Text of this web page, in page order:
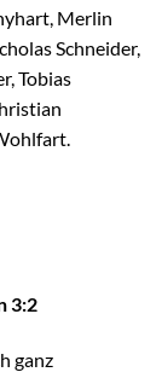
Merlin
Schneider,
Tobias
3:2
ganz